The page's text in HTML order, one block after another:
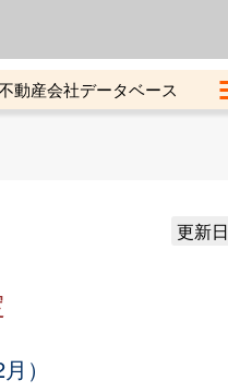
動産会社データベース
更新日
）